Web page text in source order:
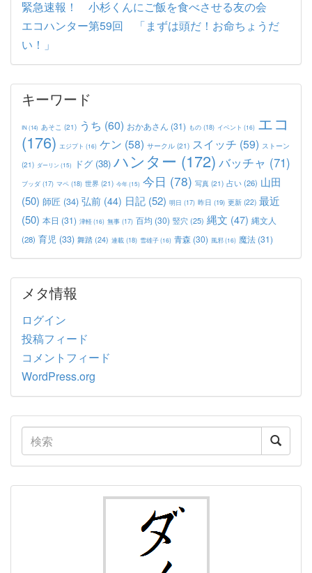
緊急速報！ 小杉くんにご飯を食べさせる友の会
エコハンター第59回 「まずは頭だ！お命ちょうだ
い！」
キーワード
IN(14) あそこ (21) うち (60) おかあさん (31) もの (18) イベント (16) エコ
(176) エジプト (16) ケン (58) サークル (21) スイッチ (59) ストーン
(21) ダーリン(15) ドグ (38) ハンター (172) バッチャ (71)
ブッダ (17) マペ (18) 世界 (21) 今年(15) 今日 (78) 写真 (21) 占い(26) 山田
(50) 師匠 (34) 弘前 (44) 日記 (52) 明日 (17) 昨日 (19) 更新 (22) 最近
(50) 本日 (31) 津軽(16) 無事 (17) 百均 (30) 竪穴 (25) 縄文 (47) 縄文人
(28) 育児 (33) 舞踏 (24) 連載 (18) 雪雄子(16) 青森 (30) 風邪(16) 魔法 (31)
メタ情報
ログイン
投稿フィード
コメントフィード
WordPress.org